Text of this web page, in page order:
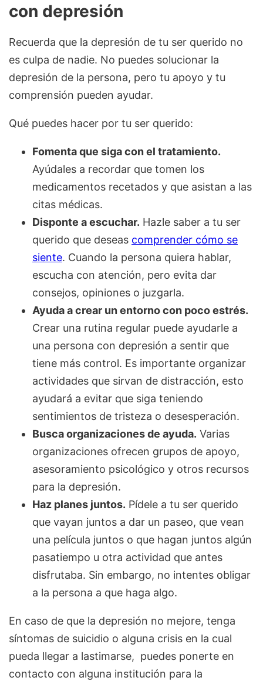
con depresión
Recuerda que la depresión de tu ser querido no
es culpa de nadie. No puedes solucionar la
depresión de la persona, pero tu apoyo y tu
comprensión pueden ayudar.
Qué puedes hacer por tu ser querido:
Fomenta que siga con el tratamiento.
Ayúdales a recordar que tomen los
medicamentos recetados y que asistan a las
citas médicas.
Disponte a escuchar. Hazle saber a tu ser
querido que deseas comprender cómo se
siente. Cuando la persona quiera hablar,
escucha con atención, pero evita dar
consejos, opiniones o juzgarla.
Ayuda a crear un entorno con poco estrés.
Crear una rutina regular puede ayudarle a
una persona con depresión a sentir que
tiene más control. Es importante organizar
actividades que sirvan de distracción, esto
ayudará a evitar que siga teniendo
sentimientos de tristeza o desesperación.
Busca organizaciones de ayuda. Varias
organizaciones ofrecen grupos de apoyo,
asesoramiento psicológico y otros recursos
para la depresión.
Haz planes juntos. Pídele a tu ser querido
que vayan juntos a dar un paseo, que vean
una película juntos o que hagan juntos algún
pasatiempo u otra actividad que antes
disfrutaba. Sin embargo, no intentes obligar
a la persona a que haga algo.
En caso de que la depresión no mejore, tenga
síntomas de suicidio o alguna crisis en la cual
pueda llegar a lastimarse, puedes ponerte en
contacto con alguna institución para la